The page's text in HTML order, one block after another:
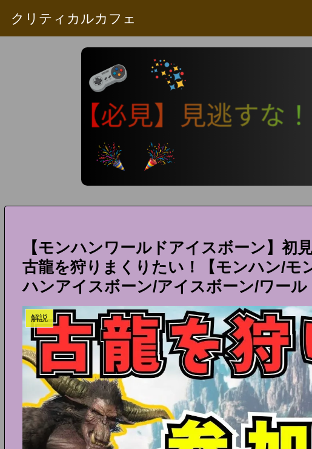
クリティカルカフェ
【モンハンワールドアイスボーン】初
古龍を狩りまくりたい！【モンハン/モ
ハンアイスボーン/アイスボーン/ワール
解説